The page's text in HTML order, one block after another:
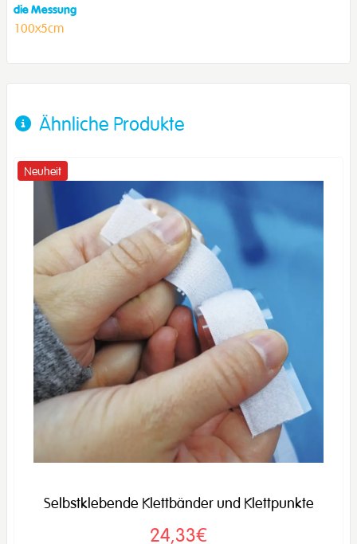
die Messung
100x5cm
Ähnliche Produkte
Neuheit
Selbstklebende Klettbänder und Klettpunkte
24,33€